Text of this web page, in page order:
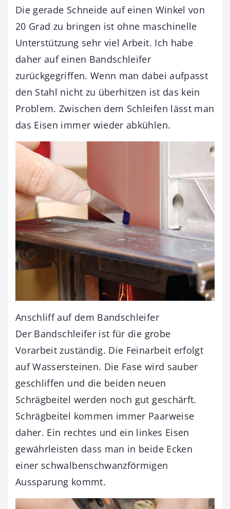
Die gerade Schneide auf einen Winkel von
20 Grad zu bringen ist ohne maschinelle
Unterstützung sehr viel Arbeit. Ich habe
daher auf einen Bandschleifer
zurückgegriffen. Wenn man dabei aufpasst
den Stahl nicht zu überhitzen ist das kein
Problem. Zwischen dem Schleifen lässt man
das Eisen immer wieder abkühlen.
Anschliff auf dem Bandschleifer
Der Bandschleifer ist für die grobe
Vorarbeit zuständig. Die Feinarbeit erfolgt
auf Wassersteinen. Die Fase wird sauber
geschliffen und die beiden neuen
Schrägbeitel werden noch gut geschärft.
Schrägbeitel kommen immer Paarweise
daher. Ein rechtes und ein linkes Eisen
gewährleisten dass man in beide Ecken
einer schwalbenschwanzförmigen
Aussparung kommt.